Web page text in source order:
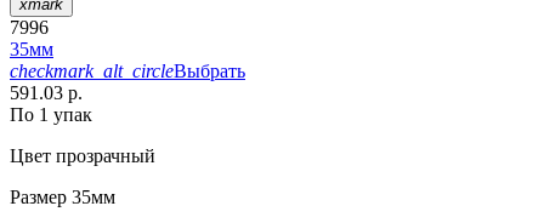
xmark
7996
35мм
checkmark_alt_circleВыбрать
591.03 р.
По 1 упак
Цвет прозрачный
Размер 35мм